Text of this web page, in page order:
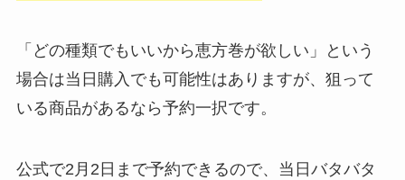
「どの種類でもいいから恵方巻が欲しい」という
場合は当日購入でも可能性はありますが、狙って
いる商品があるなら予約一択です。
公式で2月2日まで予約できるので、当日バタバタ